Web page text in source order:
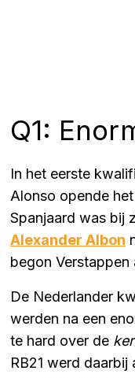
Q1:
In het eerste
Alonso opende
Spanjaard was bij
Alexander Albon
begon Verstappen
De Nederlander
werden na een
te hard over de
RB21 werd